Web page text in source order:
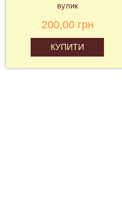
вулик
200,00 грн
КУПИТИ